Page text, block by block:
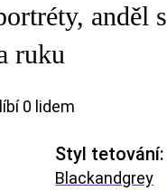
anděl s
ruku
0 lidem
Styl tetování:
Blackandgrey